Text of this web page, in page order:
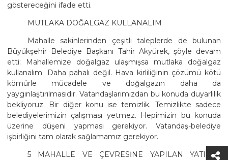
göstereceğini ifade etti.
MUTLAKA DOĞALGAZ KULLANALIM
Mahalle sakinlerinden çeşitli taleplerde de bulunan
Büyükşehir Belediye Başkanı Tahir Akyürek, şöyle devam
etti: Mahallemize doğalgaz ulaşmışsa mutlaka doğalgaz
kullanalım. Daha pahalı değil. Hava kirliliğinin çözümü kötü
kömürle mücadele ve doğalgazın daha da
yaygınlaştırılmasıdır. Vatandaşlarımızdan bu konuda duyarlılık
bekliyoruz. Bir diğer konu ise temizlik. Temizlikte sadece
belediyelerimizin çalışması yetmez. Hepimizin bu konuda
üzerine düşeni yapması gerekiyor. Vatandaş-belediye
işbirliğini tam olarak sağlamamız gerekiyor.
5 MAHALLE VE ÇEVRESİNE YAPILAN YATIRIM